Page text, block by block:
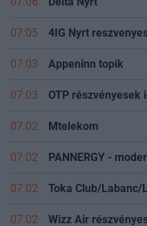
07:05 4IG Nyrt
07:03 Appeninn topik
07:03 OTP részvényesek
07:02 Mtelekom
07:02 PANNERGY -
07:02
07:02 Wizz Air